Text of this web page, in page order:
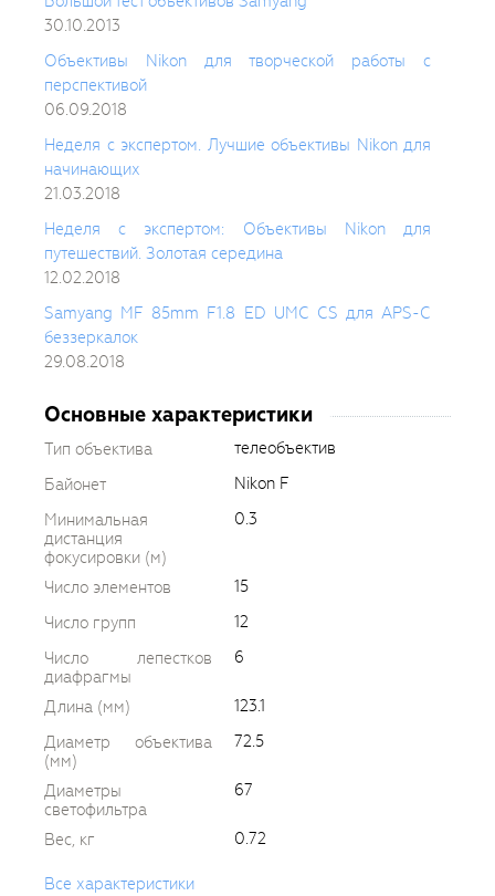
30.10.2013
Объективы Nikon для творческой работы с
перспективой
06.09.2018
Неделя с экспертом. Лучшие объективы Nikon для
начинающих
21.03.2018
Неделя с экспертом: Объективы Nikon для
путешествий. Золотая середина
12.02.2018
Samyang MF 85mm F1.8 ED UMC CS для APS-C
беззеркалок
29.08.2018
Основные характеристики
Тип объектива
телеобъектив
Байонет
Nikon F
Минимальная
дистанция
фокусировки (м)
0.3
Число элементов
15
Число групп
12
Число лепестков
диафрагмы
6
Длина (мм)
123.1
Диаметр объектива
(мм)
72.5
Диаметры
светофильтра
67
Вес, кг 0.72
Все характеристики